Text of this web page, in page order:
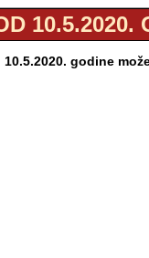
10.5.2020.
godine